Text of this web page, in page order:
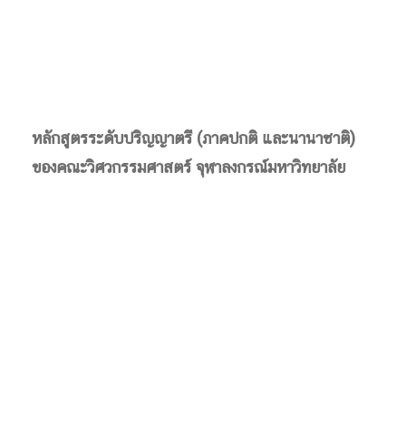
หลักสูตรระดับปริญญาตรี (ภาคปกติ และนานาชาติ)
ของคณะวิศวกรรมศาสตร์ จุฬาลงกรณ์มหาวิทยาลัย